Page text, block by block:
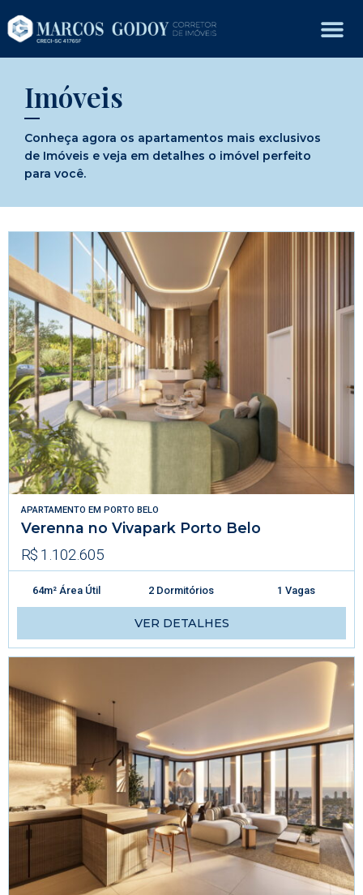
Imóveis
Conheça agora os apartamentos mais exclusivos
de Imóveis e veja em detalhes o imóvel perfeito
para você.
APARTAMENTO EM PORTO BELO
Verenna no Vivapark Porto Belo
R$ 1.102.605
64m² Área Útil 2 Dormitórios 1 Vagas
VER DETALHES